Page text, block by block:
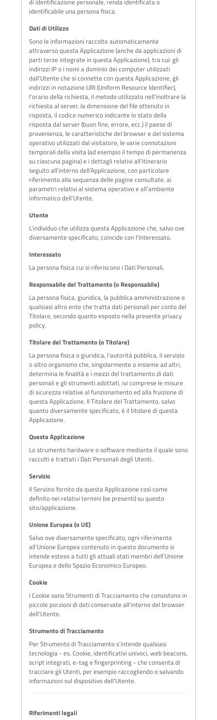
identificabile una persona fisica.
Dati di Utilizzo
Sono le informazioni raccolte automaticamente
attraverso questa Applicazione (anche da applicazioni di
parti terze integrate in questa Applicazione), tra cui: gli
indirizzi IP o i nomi a dominio dei computer utilizzati
dall’Utente che si connette con questa Applicazione, gli
indirizzi in notazione URI (Uniform Resource Identifier),
l’orario della richiesta, il metodo utilizzato nell’inoltrare la
richiesta al server, la dimensione del file ottenuto in
risposta, il codice numerico indicante lo stato della
risposta dal server (buon fine, errore, ecc.) il paese di
provenienza, le caratteristiche del browser e del sistema
operativo utilizzati dal visitatore, le varie connotazioni
temporali della visita (ad esempio il tempo di permanenza
su ciascuna pagina) e i dettagli relativi all’itinerario
seguito all’interno dell’Applicazione, con particolare
riferimento alla sequenza delle pagine consultate, ai
parametri relativi al sistema operativo e all’ambiente
informatico dell’Utente.
Utente
L'individuo che utilizza questa Applicazione che, salvo ove
diversamente specificato, coincide con l'Interessato.
Interessato
La persona fisica cui si riferiscono i Dati Personali.
Responsabile del Trattamento (o Responsabile)
La persona fisica, giuridica, la pubblica amministrazione e
qualsiasi altro ente che tratta dati personali per conto del
Titolare, secondo quanto esposto nella presente privacy
policy.
Titolare del Trattamento (o Titolare)
La persona fisica o giuridica, l'autorità pubblica, il servizio
o altro organismo che, singolarmente o insieme ad altri,
determina le finalità e i mezzi del trattamento di dati
personali e gli strumenti adottati, ivi comprese le misure
di sicurezza relative al funzionamento ed alla fruizione di
questa Applicazione. Il Titolare del Trattamento, salvo
quanto diversamente specificato, è il titolare di questa
Applicazione.
Questa Applicazione
Lo strumento hardware o software mediante il quale sono
raccolti e trattati i Dati Personali degli Utenti.
Servizio
Il Servizio fornito da questa Applicazione così come
definito nei relativi termini (se presenti) su questo
sito/applicazione.
Unione Europea (o UE)
Salvo ove diversamente specificato, ogni riferimento
all’Unione Europea contenuto in questo documento si
intende esteso a tutti gli attuali stati membri dell’Unione
Europea e dello Spazio Economico Europeo.
Cookie
I Cookie sono Strumenti di Tracciamento che consistono in
piccole porzioni di dati conservate all'interno del browser
dell'Utente.
Strumento di Tracciamento
Per Strumento di Tracciamento s’intende qualsiasi
tecnologia - es. Cookie, identificativi univoci, web beacons,
script integrati, e-tag e fingerprinting - che consenta di
tracciare gli Utenti, per esempio raccogliendo o salvando
informazioni sul dispositivo dell’Utente.
Riferimenti legali